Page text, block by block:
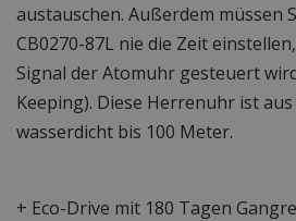
austauschen. Außerdem müssen
CB0270-87L nie die Zeit
Signal der Atomuhr gesteuert
Keeping). Diese Herrenuhr ist
wasserdicht bis 100 Meter.
+ Eco-Drive mit 180 Tagen